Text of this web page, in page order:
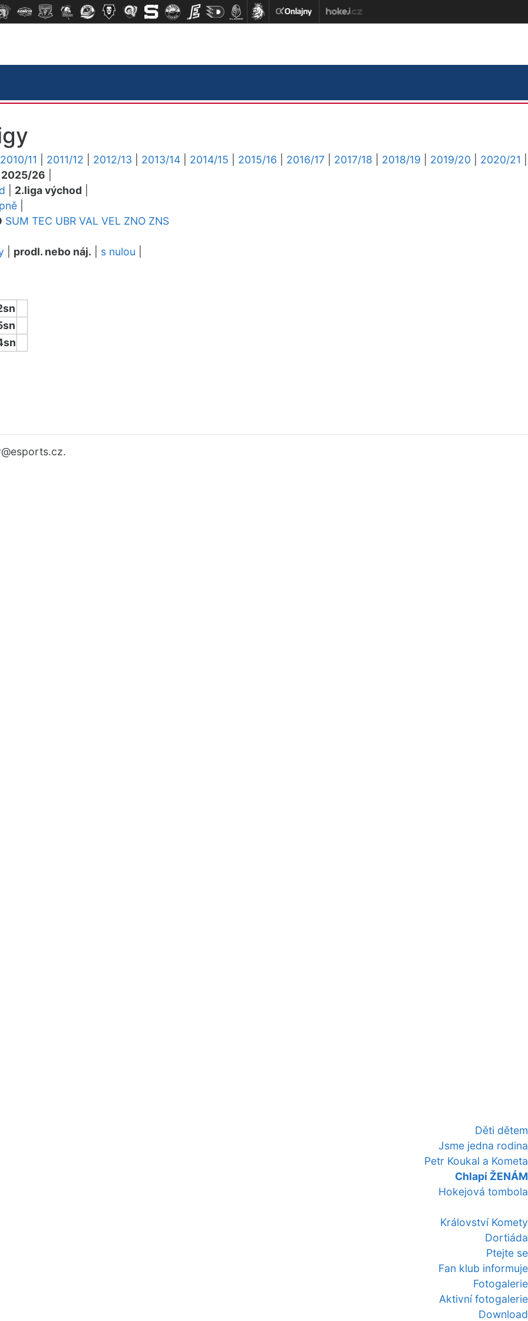
Děti dětem
Jsme jedna rodina
Petr Koukal a Kometa
Chlapi ŽENÁM
Hokejová tombola
Království Komety
Dortiáda
Ptejte se
Fan klub informuje
Fotogalerie
Aktivní fotogalerie
Download
2010/11 2011/12 2012/13 2013/14 2014/15 2015/16 2016/17 2017/18 2018/19 2019/20 2020/21
2025/26
2.liga východ
SUM TEC UBR VAL VEL ZNO ZNS
prodl. nebo náj. s nulou
@esports.cz.